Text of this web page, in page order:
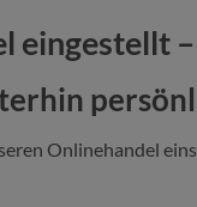
eingestellt
Onlinehandel